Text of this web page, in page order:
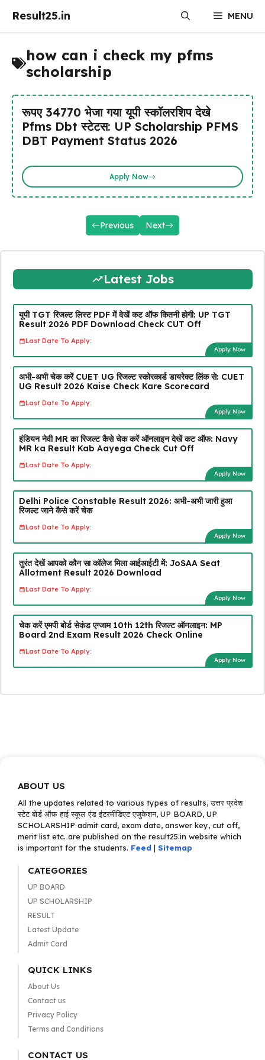
Result25.in MENU
how can i check my pfms
scholarship
रूपए 34770 भेजा गया यूपी स्कॉलरशिप देखे
Pfms Dbt स्टेटस: UP Scholarship PFMS
DBT Payment Status 2026
Apply Now
Previous Next
Latest Jobs
यूपी TGT रिजल्ट लिस्ट PDF में देखें कट ऑफ कितनी होगी: UP TGT
Result 2026 PDF Download Check CUT Off
Last Date To Apply:
Apply Now
अभी-अभी चेक करें CUET UG रिजल्ट स्कोरकार्ड डायरेक्ट लिंक से: CUET
UG Result 2026 Kaise Check Kare Scorecard
Last Date To Apply:
Apply Now
इंडियन नेवी MR का रिजल्ट कैसे चेक करें ऑनलाइन देखें कट ऑफ: Navy
MR ka Result Kab Aayega Check Cut Off
Last Date To Apply:
Apply Now
Delhi Police Constable Result 2026: अभी-अभी जारी हुआ
रिजल्ट जाने कैसे करें चेक
Last Date To Apply:
Apply Now
तुरंत देखें आपको कौन सा कॉलेज मिला आईआईटी में: JoSAA Seat
Allotment Result 2026 Download
Last Date To Apply:
Apply Now
चेक करें एमपी बोर्ड सेकंड एग्जाम 10th 12th रिजल्ट ऑनलाइन: MP
Board 2nd Exam Result 2026 Check Online
Last Date To Apply:
Apply Now
ABOUT US
All the updates related to various types of results, उत्तर प्रदेश
स्टेट बोर्ड ऑफ हाई स्कूल एंड इंटरमीडिएट एजुकेशन, UP BOARD, UP
SCHOLARSHIP admit card, exam date, answer key, cut off,
merit list etc. are published on the result25.in website which
is important for the students. Feed | Sitemap
CATEGORIES
UP BOARD
UP SCHOLARSHIP
RESULT
Latest Update
Admit Card
QUICK LINKS
About Us
Contact us
Privacy Policy
Terms and Conditions
CONTACT US